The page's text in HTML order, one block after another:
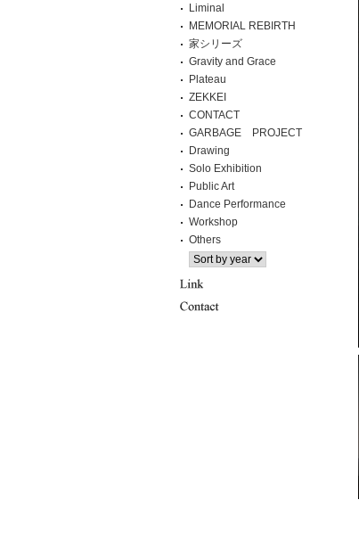
Liminal
MEMORIAL REBIRTH
家シリーズ
Gravity and Grace
Plateau
ZEKKEI
CONTACT
GARBAGE PROJECT
Drawing
Solo Exhibition
Public Art
Dance Performance
Workshop
Others